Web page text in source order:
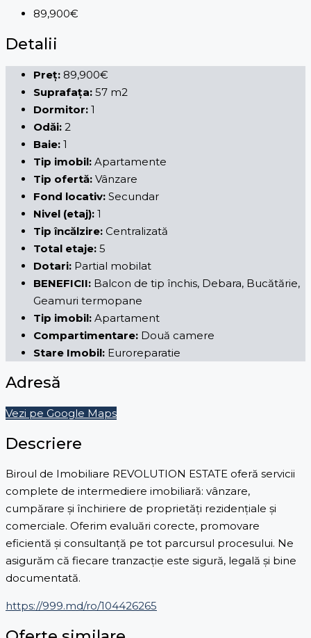
89,900€
Detalii
Preț: 89,900€
Suprafața: 57 m2
Dormitor: 1
Odăi: 2
Baie: 1
Tip imobil: Apartamente
Tip ofertă: Vânzare
Fond locativ: Secundar
Nivel (etaj): 1
Tip încălzire: Centralizată
Total etaje: 5
Dotari: Partial mobilat
BENEFICII: Balcon de tip închis, Debara, Bucătărie,
Geamuri termopane
Tip imobil: Apartament
Compartimentare: Două camere
Stare Imobil: Euroreparatie
Adresă
Vezi pe Google Maps
Descriere
Biroul de Imobiliare REVOLUTION ESTATE oferă servicii
complete de intermediere imobiliară: vânzare,
cumpărare și închiriere de proprietăți rezidențiale și
comerciale. Oferim evaluări corecte, promovare
eficientă și consultanță pe tot parcursul procesului. Ne
asigurăm că fiecare tranzacție este sigură, legală și bine
documentată.
https://999.md/ro/104426265